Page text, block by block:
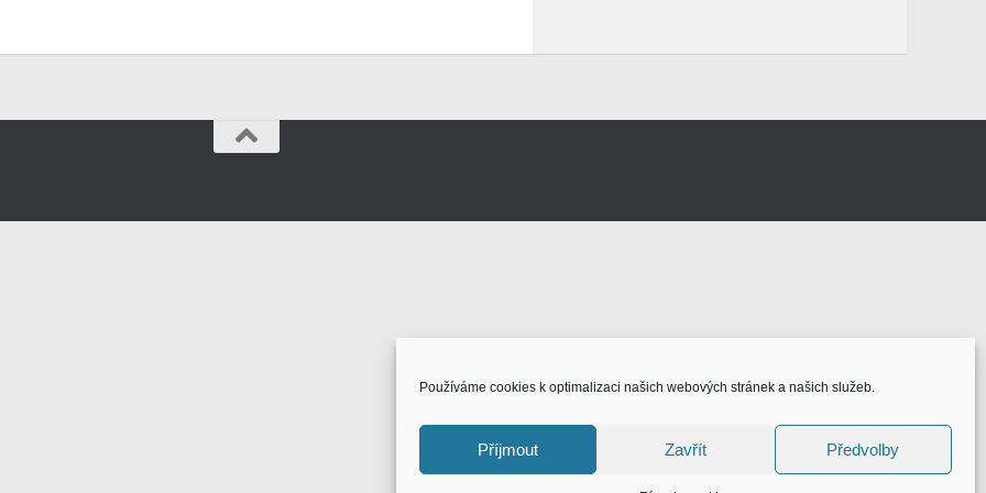
Používáme cookies k optimalizaci našich webových stránek a našich služeb.
Příjmout Zavřít Předvolby